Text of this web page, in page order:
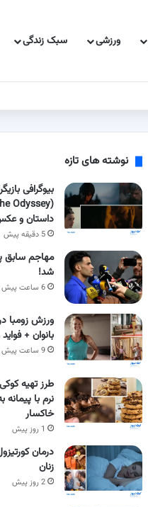
ورزشی سبک زندگی
نوشته های تازه
بیوگرافی
داستان و
5 دقیقه پیش
مهاجم سابق
شد!
6 ساعت پیش
ورزش زومبا
بانوان +
9 ساعت پیش
طرز تهیه
نرم با
خاکسار
1 روز پیش
درمان
زنان
2 روز پیش